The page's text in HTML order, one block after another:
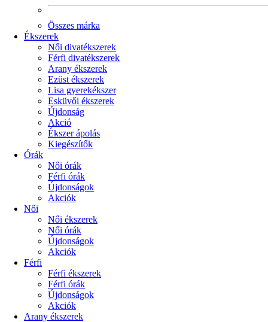
Összes márka
Ékszerek
Női divatékszerek
Férfi divatékszerek
Arany ékszerek
Ezüst ékszerek
Lisa gyerekékszer
Esküvői ékszerek
Újdonság
Akció
Ékszer ápolás
Kiegészítők
Órák
Női órák
Férfi órák
Újdonságok
Akciók
Női
Női ékszerek
Női órák
Újdonságok
Akciók
Férfi
Férfi ékszerek
Férfi órák
Újdonságok
Akciók
Arany ékszerek